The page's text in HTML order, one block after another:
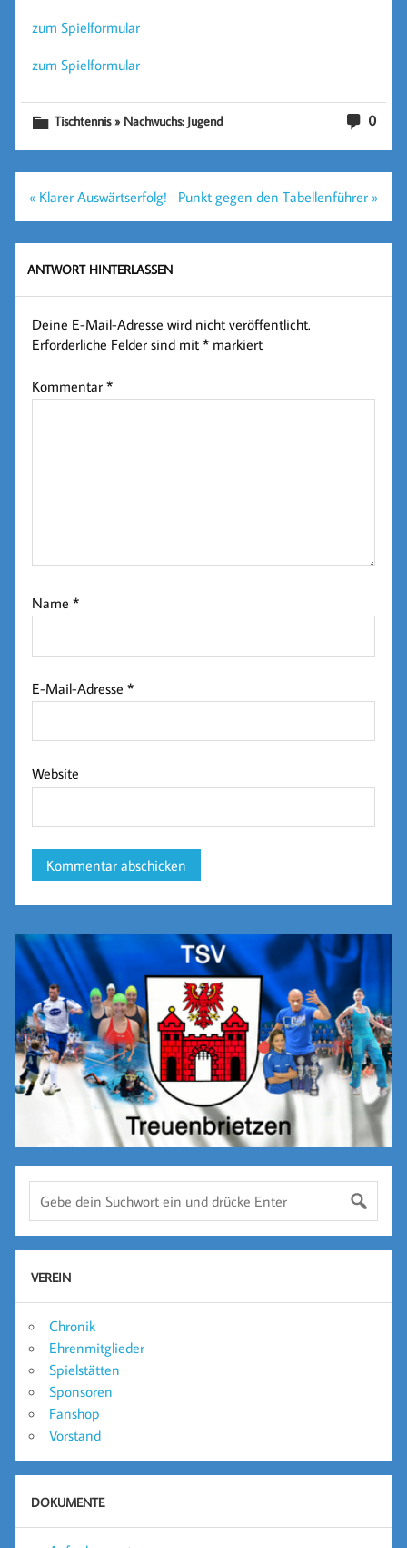
zum Spielformular
zum Spielformular
0
Tischtennis » Nachwuchs: Jugend
Beitragsnavigation
« Klarer Auswärtserfolg! Punkt gegen den Tabellenführer »
ANTWORT HINTERLASSEN
Deine E-Mail-Adresse wird nicht veröffentlicht.
Erforderliche Felder sind mit* markiert
Kommentar*
Name*
E-Mail-Adresse*
Website
VEREIN
Chronik
Ehrenmitglieder
Spielstätten
Sponsoren
Fanshop
Vorstand
DOKUMENTE